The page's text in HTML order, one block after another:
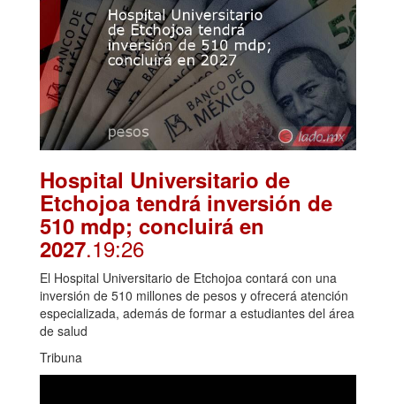
Hospital Universitario de
Etchojoa tendrá inversión de
510 mdp; concluirá en
2027.19:26
El Hospital Universitario de Etchojoa contará con una
inversión de 510 millones de pesos y ofrecerá atención
especializada, además de formar a estudiantes del área
de salud
Tribuna